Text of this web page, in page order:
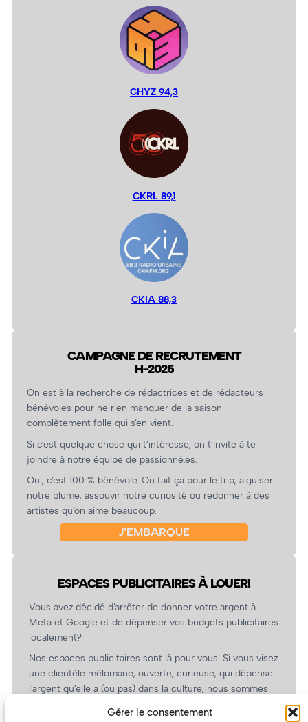
Gérer le consentement
CHYZ 94,3
CKRL 89,1
CKIA 88,3
CAMPAGNE DE RECRUTEMENT
H-2025
On est à la recherche de rédactrices et de rédacteurs
bénévoles pour ne rien manquer de la saison
complètement folle qui s’en vient.
Si c’est quelque chose qui t’intéresse, on t’invite à te
joindre à notre équipe de passionné.es.
Oui, c’est 100 % bénévole. On fait ça pour le trip, aiguiser
notre plume, assouvir notre curiosité ou redonner à des
artistes qu’on aime beaucoup.
J’EMBARQUE
ESPACES PUBLICITAIRES À LOUER!
Vous avez décidé d’arrêter de donner votre argent à
Meta et Google et de dépenser vos budgets publicitaires
localement?
Nos espaces publicitaires sont là pour vous! Si vous visez
une clientèle mélomane, ouverte, curieuse, qui dépense
l’argent qu’elle a (ou pas) dans la culture, nous sommes